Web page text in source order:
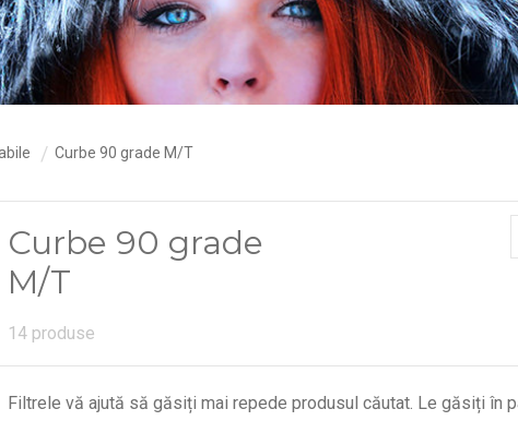
Curbe 90 grade M/T
Curbe 90 grade
M/T
14 produse
Filtrele vă ajută să găsiți mai repede produsul căutat. Le găsiți în